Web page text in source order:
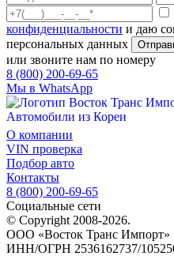
конфиденциальности и даю
персональных данных
или звоните нам по номеру
8 (800) 200-69-65
Мы в WhatsApp
Автомобили из Кореи
О компании
VIN проверка
Подбор авто
Контакты
8 (800) 200-69-65
Социальные сети
© Copyright 2008-2026.
ООО «Восток Транс Импорт»
ИНН/ОГРН 2536162737/